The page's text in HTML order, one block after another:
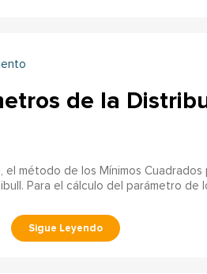
de la
método de los Mínimos Cuadrados
Para el cálculo del parámetro de